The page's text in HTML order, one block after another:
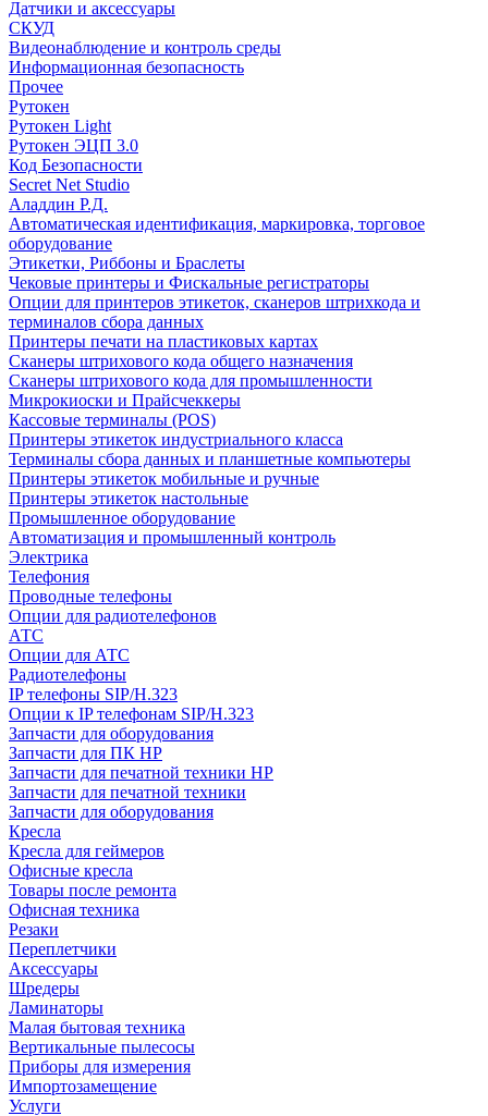
Датчики и аксессуары
СКУД
Видеонаблюдение и контроль среды
Информационная безопасность
Прочее
Рутокен
Рутокен Light
Рутокен ЭЦП 3.0
Код Безопасности
Secret Net Studio
Аладдин Р.Д.
Автоматическая идентификация, маркировка, торговое
оборудование
Этикетки, Риббоны и Браслеты
Чековые принтеры и Фискальные регистраторы
Опции для принтеров этикеток, сканеров штрихкода и
терминалов сбора данных
Принтеры печати на пластиковых картах
Сканеры штрихового кода общего назначения
Сканеры штрихового кода для промышленности
Микрокиоски и Прайсчеккеры
Кассовые терминалы (POS)
Принтеры этикеток индустриального класса
Терминалы сбора данных и планшетные компьютеры
Принтеры этикеток мобильные и ручные
Принтеры этикеток настольные
Промышленное оборудование
Автоматизация и промышленный контроль
Электрика
Телефония
Проводные телефоны
Опции для радиотелефонов
АТС
Опции для АТС
Радиотелефоны
IP телефоны SIP/H.323
Опции к IP телефонам SIP/H.323
Запчасти для оборудования
Запчасти для ПК HP
Запчасти для печатной техники HP
Запчасти для печатной техники
Запчасти для оборудования
Кресла
Кресла для геймеров
Офисные кресла
Товары после ремонта
Офисная техника
Резаки
Переплетчики
Аксессуары
Шредеры
Ламинаторы
Малая бытовая техника
Вертикальные пылесосы
Приборы для измерения
Импортозамещение
Услуги